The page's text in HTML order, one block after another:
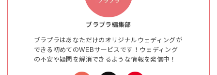
ブラプラ編集部
ブラプラはあなただけのオリジナルウェディングが
できる初めてのWEBサービスです！ウェディング
の不安や疑問を解消できるような情報を発信中！